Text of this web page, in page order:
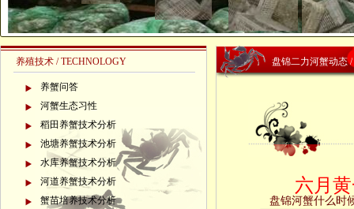
养殖技术 /TECHNOLOGY
养蟹问答
河蟹生态习性
稻田养蟹技术分析
池塘养蟹技术分析
水库养蟹技术分析
河道养蟹技术分析
蟹苗培养技术分析
盘锦二力河蟹动态 /
六月
盘锦河蟹什么时